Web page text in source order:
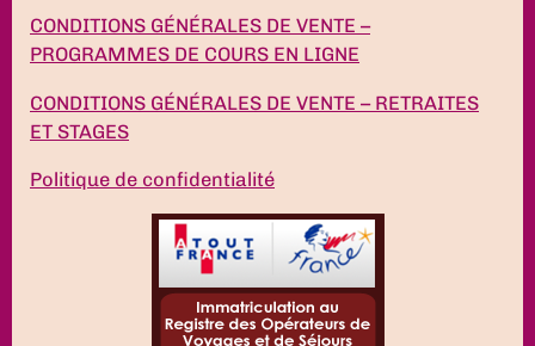
CONDITIONS GÉNÉRALES DE VENTE –
PROGRAMMES DE COURS EN LIGNE
CONDITIONS GÉNÉRALES DE VENTE – RETRAITES
ET STAGES
Politique de confidentialité